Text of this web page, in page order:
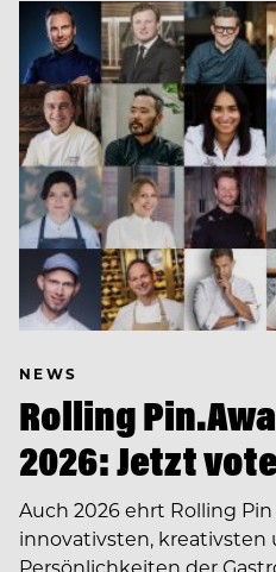
NEWS
Rolling
2026: Jetzt
Auch 2026 ehrt Rolling
innovativsten, kreativsten
Persönlichkeiten der